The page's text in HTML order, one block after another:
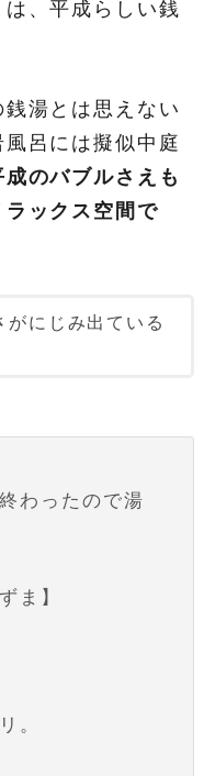
、平成らしい銭
湯とは思えない
呂には擬似中庭
成のバブルさえも
ックス空間で
にじみ出ている
わったので湯
ま】
。